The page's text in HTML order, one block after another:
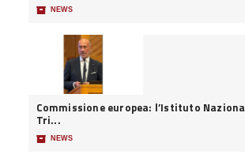
📦 NEWS
Commissione europea: l’Istituto
Tri...
📦 NEWS